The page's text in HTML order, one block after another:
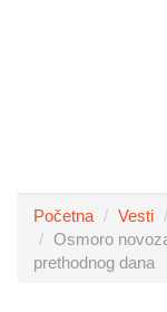
Početna Vesti
Osmoro
prethodnog dana